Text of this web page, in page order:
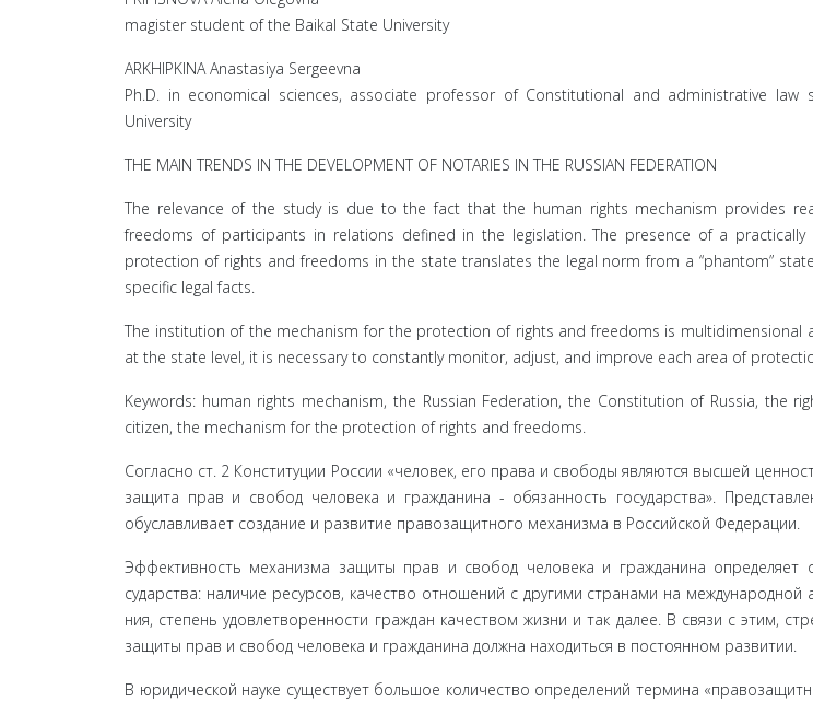
magister student of the Baikal State University
ARKHIPKINA Anastasiya Sergeevna
Ph.D. in economical sciences, associate professor of Constitutional and administrative law
University
THE MAIN TRENDS IN THE DEVELOPMENT OF NOTARIES IN THE RUSSIAN FEDERATION
The relevance of the study is due to the fact that the human rights mechanism provides
freedoms of participants in relations defined in the legislation. The presence of a
protection of rights and freedoms in the state translates the legal norm from a “phantom”
specific legal facts.
The institution of the mechanism for the protection of rights and freedoms is multidimensional
at the state level, it is necessary to constantly monitor, adjust, and improve each area of
Keywords: human rights mechanism, the Russian Federation, the Constitution of Russia, the
citizen, the mechanism for the protection of rights and freedoms.
Согласно ст. 2 Конституции России «человек, его права и свободы являются высшей
защита прав и свобод человека и гражданина - обязан­ность государства».
обуславливает создание и развитие правозащитного меха­низма в Российской Федерации.
Эффективность механизма защиты прав и свобод чело­века и гражданина
сударства: наличие ресурсов, качество отношений с другими странами на
ния, степень удовлетворенности граждан качеством жизни и так далее. В связи с этим,
защиты прав и свобод человека и гражданина должна нахо­диться в постоянном развитии.
В юридической науке существует большое количе­ство определений термина